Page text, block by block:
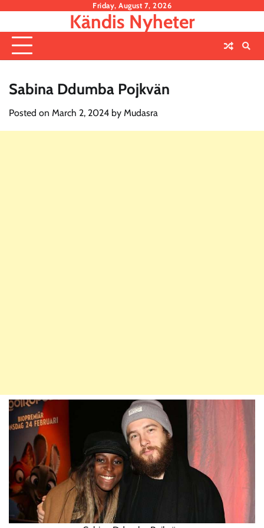
content
Friday, August 7, 2026
Kändis Nyheter
Sabina Ddumba Pojkvän
Posted on March 2, 2024 by Mudasra